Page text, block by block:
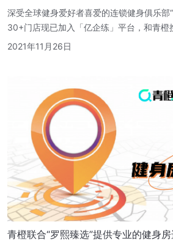
深受全球健身爱好者喜爱的连锁健身俱乐部
30+门店现已加入「亿企练」平台，和青橙
2021年11月26日
青橙联合“罗熙臻选”提供专业的健身房